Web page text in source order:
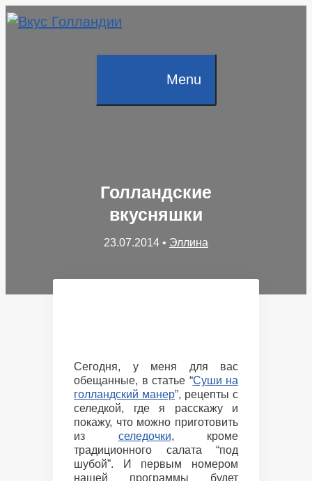
Skip
to
Menu
Голландские
вкусняшки
23.07.2014 • Эллина
Сегодня, у меня для вас
обещанные, в статье “Суши на
голландский манер”, рецепты с
селедкой, где я расскажу и
покажу, что можно приготовить
из селедочки, кроме
традиционного салата “под
шубой”. И первым номером
нашей программы будет